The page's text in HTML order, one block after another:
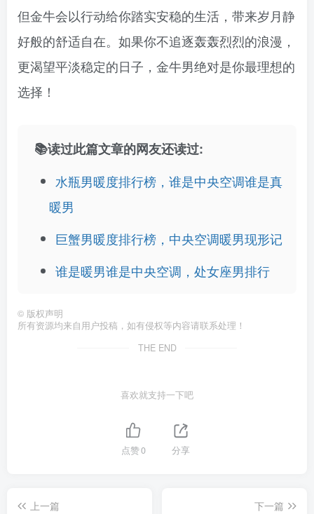
但金牛会以行动给你踏实安稳的生活，带来岁月静
好般的舒适自在。如果你不追逐轰轰烈烈的浪漫，
更渴望平淡稳定的日子，金牛男绝对是你最理想的
选择！
📚读过此篇文章的网友还读过:
水瓶男暖度排行榜，谁是中央空调谁是真
暖男
巨蟹男暖度排行榜，中央空调暖男现形记
谁是暖男谁是中央空调，处女座男排行
© 版权声明
所有资源均来自用户投稿，如有侵权等内容请联系处理！
THE END
喜欢就支持一下吧
点赞0 分享
上一篇
下一篇